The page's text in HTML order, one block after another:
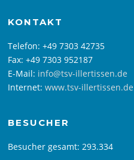
KONTAKT
Telefon: +49 7303 42735
Fax: +49 7303 952187
E-Mail: info@tsv-illertissen.de
Internet:www.tsv-illertissen.de
BESUCHER
Besucher gesamt:293.334